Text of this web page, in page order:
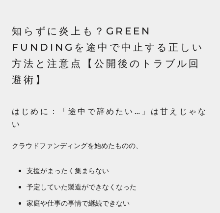
知らずに炎上も？GREEN
FUNDINGを途中で中止する正しい
方法と注意点【公開後のトラブル回
避術】
はじめに：「途中で辞めたい…」は甘えじゃな
い
クラウドファンディングを始めたものの、
支援がまったく集まらない
予定していた製造ができなくなった
家庭や仕事の事情で継続できない